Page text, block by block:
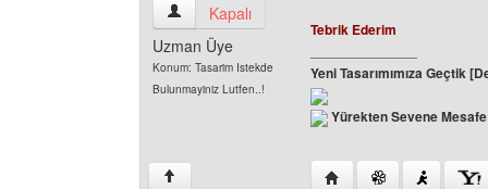
etkindizayn Kullanıcının profilini görüntüle
Kapalı
Uzman Üye
Konum: Tasarim Istekde
Bulunmayiniz Lutfen..!
Tebrik Ederim
Yeni Tasarımımıza Geçtik
Yürekten Sevene
↑ Yazarın web sitesini